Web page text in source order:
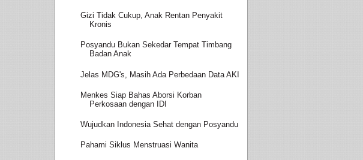
Gizi Tidak Cukup, Anak Rentan Penyakit
Kronis
Posyandu Bukan Sekedar Tempat Timbang
Badan Anak
Jelas MDG's, Masih Ada Perbedaan Data AKI
Menkes Siap Bahas Aborsi Korban
Perkosaan dengan IDI
Wujudkan Indonesia Sehat dengan Posyandu
Pahami Siklus Menstruasi Wanita